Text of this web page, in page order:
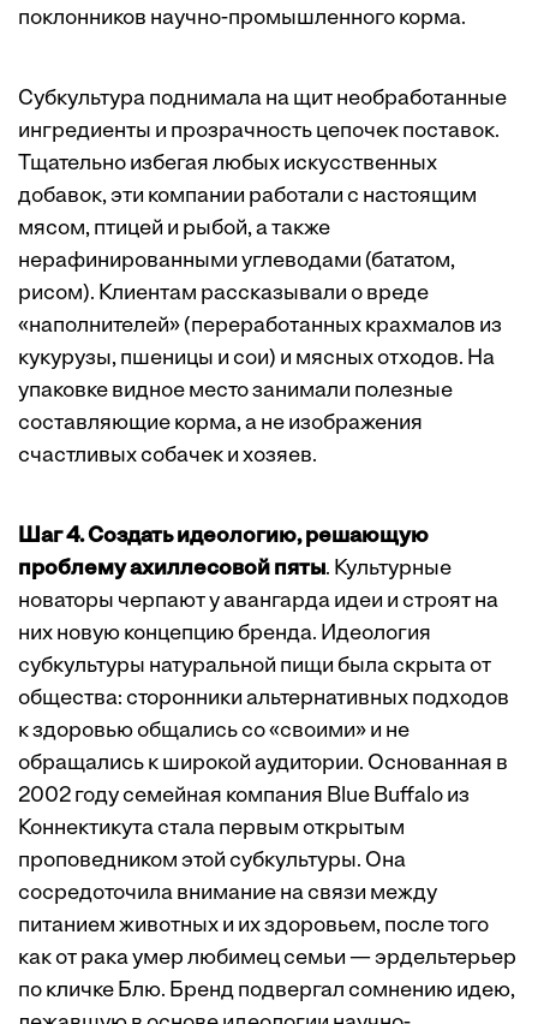
поклонников научно-промышленного корма.
Субкультура поднимала на щит необработанные
ингредиенты и прозрачность цепочек поставок.
Тщательно избегая любых искусственных
добавок, эти компании работали с настоящим
мясом, птицей и рыбой, а также
нерафинированными углеводами (бататом,
рисом). Клиентам рассказывали о вреде
«наполнителей» (переработанных крахмалов из
кукурузы, пшеницы и сои) и мясных отходов. На
упаковке видное место занимали полезные
составляющие корма, а не изображения
счастливых собачек и хозяев.
Шаг 4. Создать идеологию, решающую
проблему ахиллесовой пяты. Культурные
новаторы черпают у авангарда идеи и строят на
них новую концепцию бренда. Идеология
субкультуры натуральной пищи была скрыта от
общества: сторонники альтернативных подходов
к здоровью общались со «своими» и не
обращались к широкой аудитории. Основанная в
2002 году семейная компания Blue Buffalo из
Коннектикута стала первым открытым
проповедником этой субкультуры. Она
сосредоточила внимание на связи между
питанием животных и их здоровьем, после того
как от рака умер любимец семьи — эрдельтерьер
по кличке Блю. Бренд подвергал сомнению идею,